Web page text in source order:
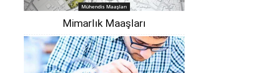
Mühendis Maaşları
Mimarlık Maaşları